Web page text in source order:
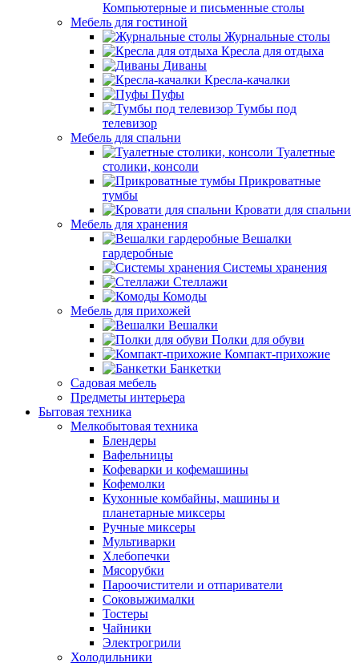
Компьютерные и письменные столы
Мебель для гостиной
Журнальные столы
Кресла для отдыха
Диваны
Кресла-качалки
Пуфы
Тумбы под
телевизор
Мебель для спальни
Туалетные
столики, консоли
Прикроватные
тумбы
Кровати для спальни
Мебель для хранения
Вешалки
гардеробные
Системы хранения
Стеллажи
Комоды
Мебель для прихожей
Вешалки
Полки для обуви
Компакт-прихожие
Банкетки
Садовая мебель
Предметы интерьера
Бытовая техника
Мелкобытовая техника
Блендеры
Вафельницы
Кофеварки и кофемашины
Кофемолки
Кухонные комбайны, машины и
планетарные миксеры
Ручные миксеры
Мультиварки
Хлебопечки
Мясорубки
Пароочистители и отпариватели
Соковыжималки
Тостеры
Чайники
Электрогрили
Холодильники